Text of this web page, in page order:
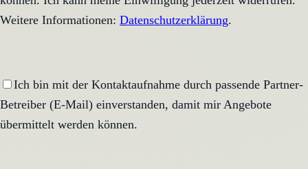
Weitere Informationen: Datenschutzerklärung.
Ich bin mit der Kontaktaufnahme durch passende Partner-
Betreiber (E-Mail) einverstanden, damit mir Angebote
übermittelt werden können.